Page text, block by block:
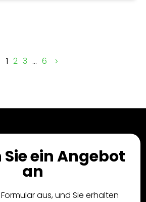
1 2 3 … 6
Sie ein Angebot
an
aus, und Sie erhalten